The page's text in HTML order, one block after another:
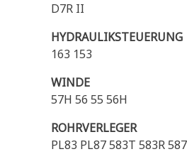
D7R II
HYDRAULIKSTEUERUNG
163 153
WINDE
57H 56 55 56H
ROHRVERLEGER
PL83 PL87 583T 583R